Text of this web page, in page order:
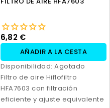
6,82 €
AÑADIR A LA CESTA
Disponibilidad: Agotado
Filtro de aire Hiflofiltro
HFA7603 con filtración
eficiente y ajuste equivalente